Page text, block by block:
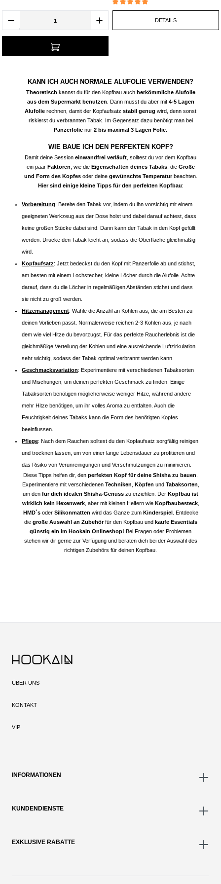
, weshalb du unbedingt auf den
Lochstecher und Gabeln kannst du dir
Onlineshop kaufen
RAUCHEN?
Das Shisha-Rauchen ohne Kopfaufsatz istnicht empfehlenswert und
wird von den meisten erfahrenen Shisha-Rauchernnormalerweise
vermieden. Der richtige Kopfaufsatz isteiner der wichtigsten
Bestandteileder Shisha undbeeinflusst die Qualität deiner Session
maßgeblich. Ohne Kopfaufsatz kann derTabak nicht richtig erhitzt
beeinträchtigtwird. Ein wichtiger Stichpunkt ist hier außerdem
dieFilterung des Tabaksin der Bowl. Ohne Kopfaufsatz kann der Rauch
nicht richtig durch das Wassergeleitet werden, was zu einer
geringeren Filterung führtund dieBelastung der Atemwegedamit
unnötig erhöht . Daher raten wir dir dringend,ausschließlich mit einem
und dieGesundheitsrisikendabeiminimiert.
Durchschnittliche Bewertung von 5 von 5
DETAILS
KANN ICH AUCH NORMALE ALUFOLIE VERWENDEN?
Theoretisch kannst du für den Kopfbau auchherkömmliche Alufolie
aus dem Supermarkt benutzen . Dann musst du aber mit4-5 Lagen
Alufolie rechnen, damit der Kopfaufsatz stabil genug wird, denn sonst
riskierst du verbrannten Tabak. Im Gegensatz dazu benötigt man bei
Panzerfolie nur 2 bis maximal 3 Lagen Folie
WIE BAUE ICH DEN PERFEKTEN KOPF?
Damit deine Session einwandfrei verläuft , solltest du vor dem Kopfbau
ein paar Faktoren , wie dieEigenschaften deines Tabaks, die Größe
und Form des Kopfesoder deine gewünschte Temperaturbeachten.
Hier sind einige kleine Tipps für den perfekten Kopfbau:
Vorbereitung: Bereite den Tabak vor, indem du ihn vorsichtig mit einem
geeigneten Werkzeug aus der Dose holst und dabei darauf achtest, dass
keine großen Stücke dabei sind. Dann kann der Tabak in den Kopf gefüllt
werden. Drücke den Tabak leicht an, sodass die Oberfläche gleichmäßig
wird.
Kopfaufsatz: Jetzt bedeckst du den Kopf mit Panzerfolie ab und stichst,
am besten mit einem Lochstecher, kleine Löcher durch die Alufolie. Achte
darauf, dass du die Löcher in regelmäßigen Abständen stichst und dass
sie nicht zu groß werden.
Hitzemanagement: Wähle die Anzahl an Kohlen aus, die am Besten zu
deinen Vorlieben passt. Normalerweise reichen 2-3 Kohlen aus, je nach
dem wie viel Hitze du bevorzugst. Für das perfekte Raucherlebnis ist die
gleichmäßige Verteilung der Kohlen und eine ausreichende Luftzirkulation
sehr wichtig, sodass der Tabak optimal verbrannt werden kann.
Geschmacksvariation: Experimentiere mit verschiedenen Tabaksorten
und Mischungen, um deinen perfekten Geschmack zu finden. Einige
Tabaksorten benötigen möglicherweise weniger Hitze, während andere
mehr Hitze benötigen, um ihr volles Aroma zu entfalten. Auch die
Feuchtigkeit deines Tabaks kann die Form des benötigten Kopfes
beeinflussen.
Pflege: Nach dem Rauchen solltest du den Kopfaufsatz sorgfältig reinigen
und trocknen lassen, um von einer lange Lebensdauer zu profitieren und
das Risiko von Verunreinigungen und Verschmutzungen zu minimieren.
Diese Tipps helfen dir, den perfekten Kopf für deine Shisha zu bauen
Experimentiere mit verschiedenen Techniken Köpfen und Tabaksorten
um den für dich idealen Shisha-Genuss zu erziehlen. Der Kopfbau ist
wirklich kein Hexenwerk, aber mit kleinen Helfern wie Kopfbaubesteck,
HMD´soder Silikonmatten wird das Ganze zum Kinderspiel
. Entdecke
die große Auswahl an Zubehörfür den Kopfbau und kaufe Essentials
günstig ein im Hookain Onlineshop! Bei Fragen oder Problemen
stehen wir dir gerne zur Verfügung und beraten dich bei der Auswahl des
richtigen Zubehörs für deinen Kopfbau.
ÜBER UNS
KONTAKT
VIP
INFORMATIONEN
KUNDENDIENSTE
EXKLUSIVE RABATTE